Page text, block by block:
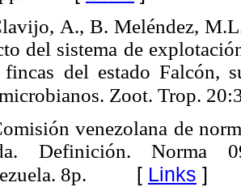
A., B. Meléndez,
del sistema de
fincas del estado Falcón,
Zoot. Trop.
venezolana de
Definición. Norma
8p.
[ Links ]